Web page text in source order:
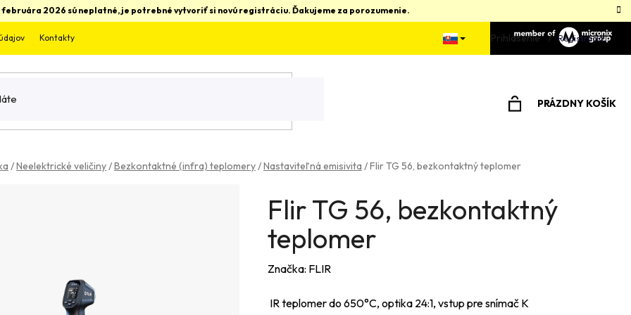
2026 sú neplatné, je potrebné vytvoriť si novú registráciu. Ďakujeme za porozumenie.
Kontakty Prihlásenie Registrácia
PRÁZDNY KOŠÍK
/Neelektrické veličiny/Bezkontaktné (infra) teplomery/Nastaviteľná emisivita /Flir TG 56, bezkontaktný teplomer
Flir TG 56, bezkontaktný
teplomer
Značka: FLIR
IR teplomer do 650°C, optika 24:1, vstup pre snímač K